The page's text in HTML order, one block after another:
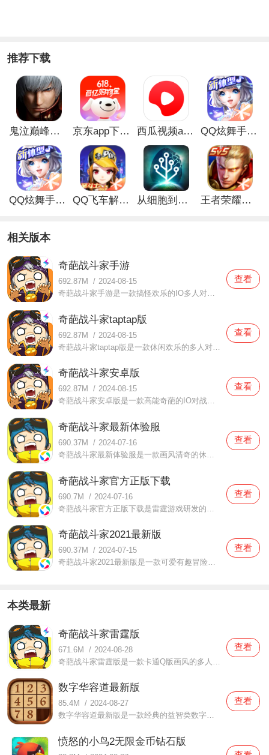
推荐下载
鬼泣巅峰之战最新破解版 京东app下载安装 西瓜视频app安卓版 QQ炫舞手游破解版
QQ炫舞手游解锁版 QQ飞车解锁版无限钻石最新版 从细胞到奇点手游 王者荣耀无限点券解锁版
相关版本
奇葩战斗家手游
692.87M / 2024-08-15
奇葩战斗家手游是一款搞怪欢乐的IO多人对战手游，游戏中拥有许多的脑洞打开的设计，如武器有餐叉、咸鱼、鸭子、CPU、马桶塞等等，人物风格也是非常的奇葩搞怪，特别是各种贱萌贱萌的表情，在游戏中你还可以徒手接住敌人丢过来的道具。
查看
奇葩战斗家taptap版
692.87M / 2024-08-15
查看
奇葩战斗家安卓版
692.87M / 2024-08-15
奇葩战斗家安卓版是一款高能奇葩的IO对战动作手游，游戏的操作非常简单，但是如果要玩得好还是有点难度，游戏内有很多隐藏的小技巧可以使用，但是新手玩家就比较难学了，进入游戏后玩家可以在众多的角色中选择一个自己的喜欢的，每一个角色都有独特的技能和外观。
查看
奇葩战斗家最新体验服
690.37M / 2024-07-16
查看
奇葩战斗家官方正版下载
690.7M / 2024-07-16
查看
奇葩战斗家2021最新版
690.37M / 2024-07-15
奇葩战斗家2021最新版是一款可爱有趣冒险模式的手机游戏，奇葩战斗家2021最新版这里有很多游戏角色可以让你扮演，游戏道具也是有相匹配的地方，甚至会有游戏道具是需要从完成游戏当中获取，这样的话玩家们去完成游戏任务的积极性也会提高！很多时候玩家们可以选择自己想要参与
查看
本类最新
奇葩战斗家雷霆版
671.6M / 2024-08-28
查看
数字华容道最新版
85.4M / 2024-08-27
数字华容道最新版是一款经典的益智类数字手游，游戏的玩法和操作都非常简单，但是玩起来就不是那么一回事了，非常的烧脑，游戏一共设计了超多不同难度的关卡，玩家可以自由选择难度进行游戏，争取使用最短的时间、最少的步数达成目标完成游戏。
查看
愤怒的小鸟2无限金币钻石版